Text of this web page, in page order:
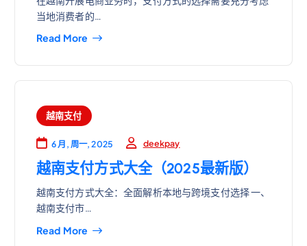
当地消费者的…
Read More
越南支付
6 月, 周一, 2025 deekpay
越南支付方式大全（2025最新版）
越南支付方式大全：全面解析本地与跨境支付选择 一、
越南支付市…
Read More